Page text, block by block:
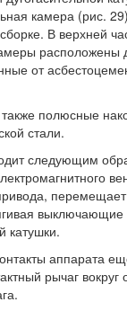
камера (рис.
В верхней
расположены
от
полюсные
стали.
следующим
катушки.
аппарата
рычаг вокруг